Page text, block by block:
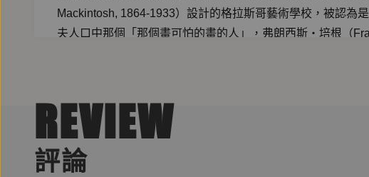
Mackintosh, 1864-1933）設計的格拉斯哥藝術學校，被認為
夫人口中那個「那個畫可怕的畫的人」，弗朗西斯‧培根（
像她一樣的移民，正改寫並創造著英國的藝術風景。
=====
REVIEW
評論